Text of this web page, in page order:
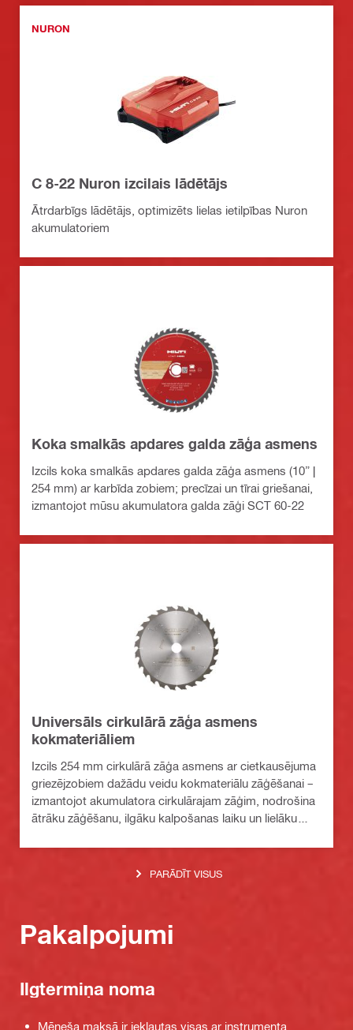
NURON
C 8-22 Nuron izcilais lādētājs
Ātrdarbīgs lādētājs, optimizēts lielas ietilpības Nuron
akumulatoriem
Koka smalkās apdares galda zāģa asmens
Izcils koka smalkās apdares galda zāģa asmens (10” |
254 mm) ar karbīda zobiem; precīzai un tīrai griešanai,
izmantojot mūsu akumulatora galda zāģi SCT 60-22
Universāls cirkulārā zāģa asmens
kokmateriāliem
Izcils 254 mm cirkulārā zāģa asmens ar cietkausējuma
griezējzobiem dažādu veidu kokmateriālu zāģēšanai –
izmantojot akumulatora cirkulārajam zāģim, nodrošina
ātrāku zāģēšanu, ilgāku kalpošanas laiku un lielāku
PARĀDĪT VISUS
Pakalpojumi
Ilgtermiņa noma
Mēneša maksā ir iekļautas visas ar instrumenta